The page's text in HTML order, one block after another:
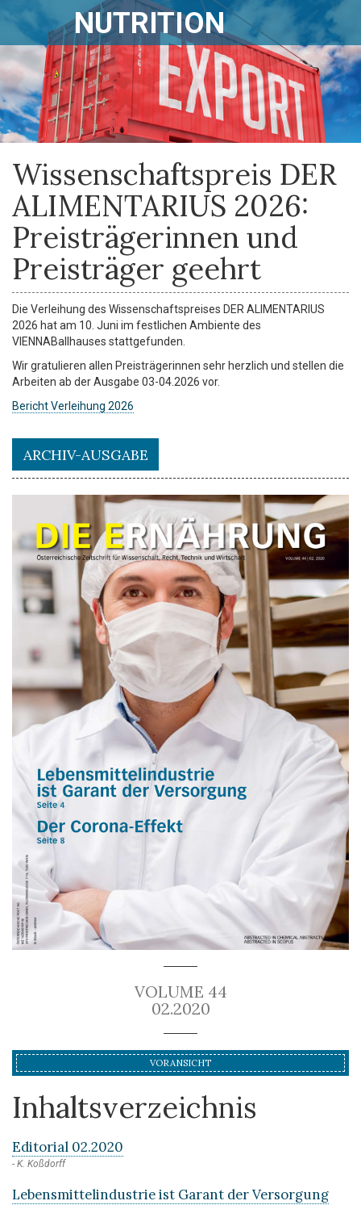
NUTRITION
Wissenschaftspreis DER
ALIMENTARIUS 2026:
Preisträgerinnen und
Preisträger geehrt
Die Verleihung des Wissenschaftspreises DER ALIMENTARIUS
2026 hat am 10. Juni im festlichen Ambiente des
VIENNABallhauses stattgefunden.
Wir gratulieren allen Preisträgerinnen sehr herzlich und stellen die
Arbeiten ab der Ausgabe 03-04.2026 vor.
Bericht Verleihung 2026
ARCHIV-AUSGABE
VOLUME 44
02.2020
VORANSICHT
Inhaltsverzeichnis
Editorial 02.2020
K. Koßdorff
Lebensmittelindustrie ist Garant der Versorgung